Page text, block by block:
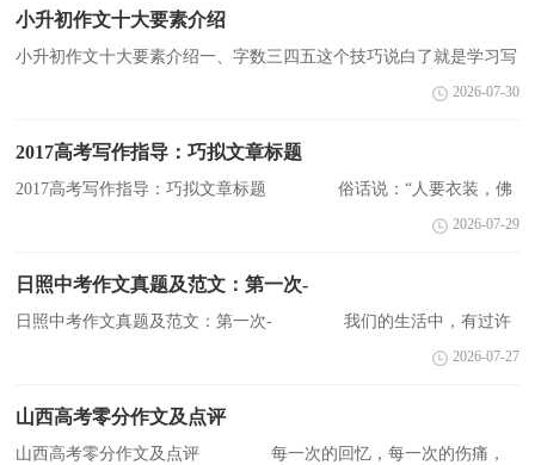
...
小升初作文十大要素介绍
小升初作文十大要素介绍一、字数三四五这个技巧说白了就是学习写
短句。学了一段时间写作的孩子容易在作文中写长句，而长句写不好
2026-07-30
2017高考写作指导：巧拟文章标题
2017高考写作指导：巧拟文章标题 俗话说：“人要衣装，佛
要金装”。那么，一篇文章首先需要什么来装点呢?回答是：标题。从
2026-07-29
日照中考作文真题及范文：第一次-
日照中考作文真题及范文：第一次- 我们的生活中，有过许
许多多的“第一次”：第一次动手做饭，第一次走夜路，第一次养小动
第...
2026-07-27
山西高考零分作文及点评
山西高考零分作文及点评 每一次的回忆，每一次的伤痛，